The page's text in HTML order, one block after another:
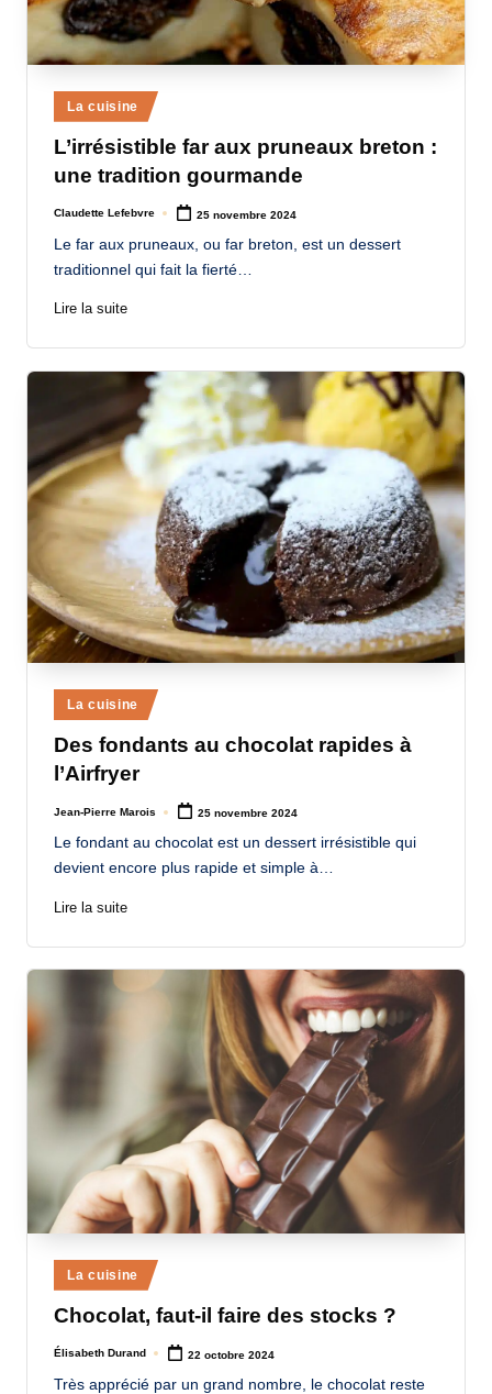
Posted
in
La cuisine
L’irrésistible far aux pruneaux breton :
une tradition gourmande
Posted
Claudette Lefebvre 25 novembre 2024
Le far aux pruneaux, ou far breton, est un dessert
traditionnel qui fait la fierté…
Lire la suite
Posted
in
La cuisine
Des fondants au chocolat rapides à
l’Airfryer
Posted
Jean-Pierre Marois 25 novembre 2024
Le fondant au chocolat est un dessert irrésistible qui
devient encore plus rapide et simple à…
Lire la suite
Posted
in
La cuisine
Chocolat, faut-il faire des stocks ?
Posted
Élisabeth Durand 22 octobre 2024
Très apprécié par un grand nombre, le chocolat reste